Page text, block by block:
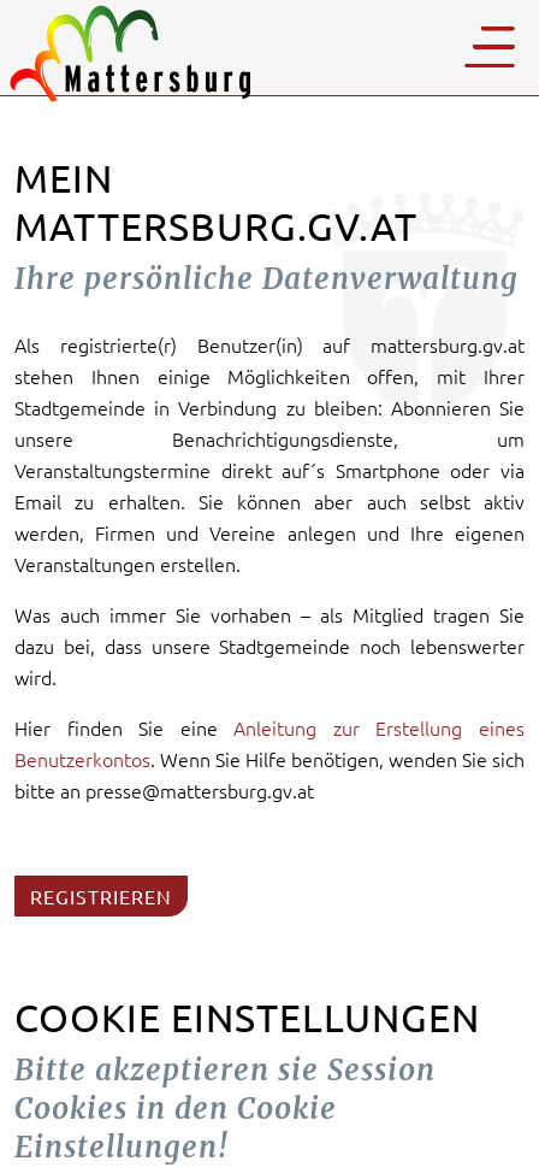
MEIN
MATTERSBURG.GV.AT
Ihre persönliche Datenverwaltung
Als registrierte(r) Benutzer(in) auf mattersburg.gv.at
stehen Ihnen einige Möglichkeiten offen, mit Ihrer
Stadtgemeinde in Verbindung zu bleiben: Abonnieren Sie
unsere Benachrichtigungsdienste, um
Veranstaltungstermine direkt auf´s Smartphone oder via
Email zu erhalten. Sie können aber auch selbst aktiv
werden, Firmen und Vereine anlegen und Ihre eigenen
Veranstaltungen erstellen.
Was auch immer Sie vorhaben – als Mitglied tragen Sie
dazu bei, dass unsere Stadtgemeinde noch lebenswerter
wird.
Hier finden Sie eineAnleitung zur Erstellung eines
Benutzerkontos. Wenn Sie Hilfe benötigen, wenden Sie sich
bitte an presse@mattersburg.gv.at
REGISTRIEREN
COOKIE EINSTELLUNGEN
Bitte akzeptieren sie Session
Cookies in den Cookie
Einstellungen!